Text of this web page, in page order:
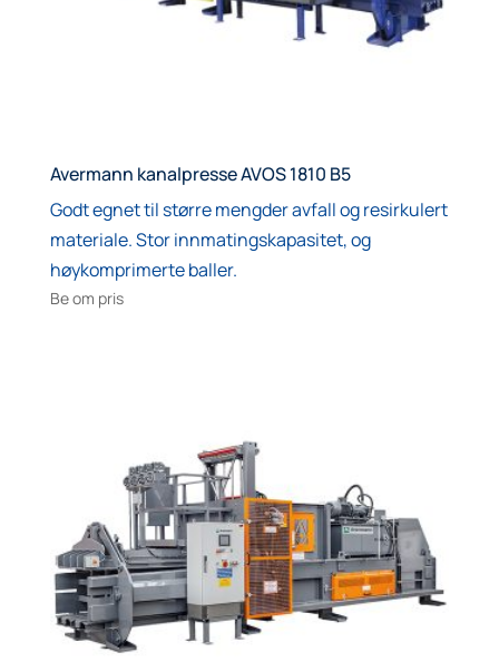
Avermann kanalpresse AVOS 1810 B5
Godt egnet til større mengder avfall og resirkulert
materiale. Stor innmatingskapasitet, og
høykomprimerte baller.
Be om pris